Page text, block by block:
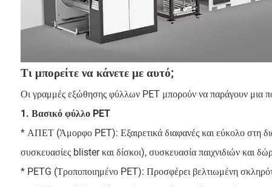
Τι μπορείτε να κάνετε με αυτό;
Οι γραμμές εξώθησης φύλλων PET μπορούν να παράγουν μια
1. Βασικό φύλλο PET
* ΑΠΕΤ (Άμορφο PET): Εξαιρετικά διαφανές και εύκολο στη
συσκευασίες blister και δίσκοι), συσκευασία παιχνιδιών και
* PETG (Τροποποιημένο PET): Προσφέρει βελτιωμένη